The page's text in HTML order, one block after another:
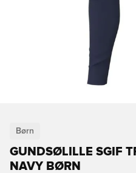
Børn
GUNDSØLILLE SGIF
NAVY BØRN